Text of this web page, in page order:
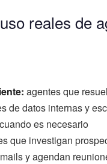
reales de
agentes que
de datos internas y
es necesario
que investigan
y agendan